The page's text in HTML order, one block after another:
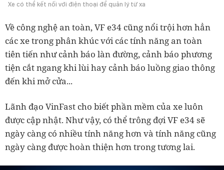
Xe có thể kết nối với điện thoại để quản lý từ xa
Về công nghệ an toàn, VF e34 cũng nổi trội hơn hẳn
các xe trong phân khúc với các tính năng an toàn
tiên tiến như cảnh báo làn đường, cảnh báo phương
tiện cắt ngang khi lùi hay cảnh báo luồng giao thông
đến khi mở cửa...
Lãnh đạo VinFast cho biết phần mềm của xe luôn
được cập nhật. Như vậy, có thể trông đợi VF e34 sẽ
ngày càng có nhiều tính năng hơn và tính năng cũng
ngày càng được hoàn thiện hơn trong tương lai.